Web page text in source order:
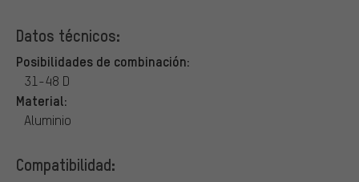
Datos técnicos:
Posibilidades de combinación:
31-48 D
Material:
Aluminio
Compatibilidad: